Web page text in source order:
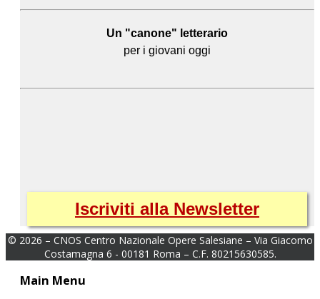
Un "canone" letterario
per i giovani oggi
Iscriviti alla Newsletter
© 2026 – CNOS Centro Nazionale Opere Salesiane – Via Giacomo
Costamagna 6 - 00181 Roma – C.F. 80215630585.
Main Menu